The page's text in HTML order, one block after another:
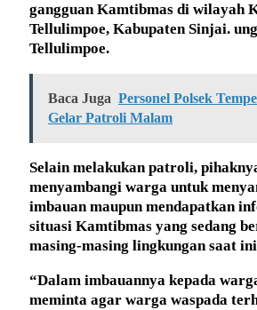
gangguan Kamtibmas di wilayah
Tellulimpoe, Kabupaten Sinjai.
Tellulimpoe.
Baca Juga Personel Polsek
Gelar Patroli Malam
Selain melakukan patroli,
menyambangi warga untuk
imbauan maupun mendapatkan
situasi Kamtibmas yang sedang
masing-masing lingkungan saat
“Dalam imbauannya kepada
meminta agar warga waspada